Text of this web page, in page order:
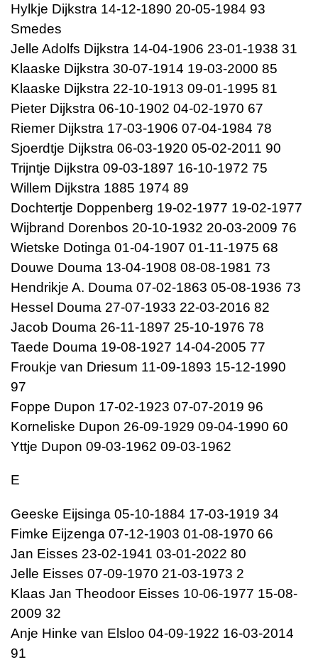
Hylkje Dijkstra 14-12-1890 20-05-1984 93
Smedes
Jelle Adolfs Dijkstra 14-04-1906 23-01-1938 31
Klaaske Dijkstra 30-07-1914 19-03-2000 85
Klaaske Dijkstra 22-10-1913 09-01-1995 81
Pieter Dijkstra 06-10-1902 04-02-1970 67
Riemer Dijkstra 17-03-1906 07-04-1984 78
Sjoerdtje Dijkstra 06-03-1920 05-02-2011 90
Trijntje Dijkstra 09-03-1897 16-10-1972 75
Willem Dijkstra 1885 1974 89
Dochtertje Doppenberg 19-02-1977 19-02-1977
Wijbrand Dorenbos 20-10-1932 20-03-2009 76
Wietske Dotinga 01-04-1907 01-11-1975 68
Douwe Douma 13-04-1908 08-08-1981 73
Hendrikje A. Douma 07-02-1863 05-08-1936 73
Hessel Douma 27-07-1933 22-03-2016 82
Jacob Douma 26-11-1897 25-10-1976 78
Taede Douma 19-08-1927 14-04-2005 77
Froukje van Driesum 11-09-1893 15-12-1990
97
Foppe Dupon 17-02-1923 07-07-2019 96
Korneliske Dupon 26-09-1929 09-04-1990 60
Yttje Dupon 09-03-1962 09-03-1962
E
Geeske Eijsinga 05-10-1884 17-03-1919 34
Fimke Eijzenga 07-12-1903 01-08-1970 66
Jan Eisses 23-02-1941 03-01-2022 80
Jelle Eisses 07-09-1970 21-03-1973 2
Klaas Jan Theodoor Eisses 10-06-1977 15-08-
2009 32
Anje Hinke van Elsloo 04-09-1922 16-03-2014
91